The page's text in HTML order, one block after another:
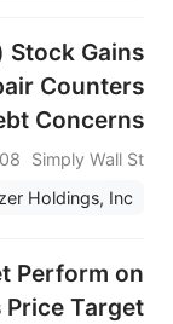
Stock Gains
Counters
Concerns
Simply Wall St
Perform on
Target